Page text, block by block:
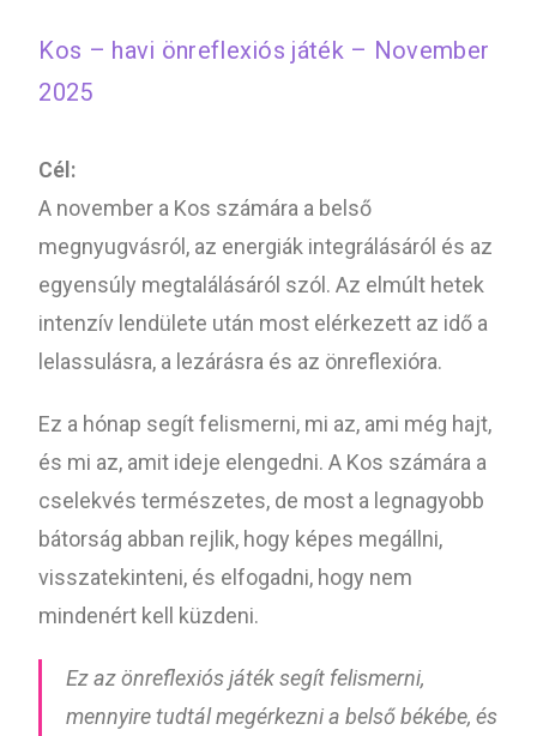
Kos – havi önreflexiós játék – November
2025
Cél:
A november a Kos számára a belső
megnyugvásról, az energiák integrálásáról és az
egyensúly megtalálásáról szól. Az elmúlt hetek
intenzív lendülete után most elérkezett az idő a
lelassulásra, a lezárásra és az önreflexióra.
Ez a hónap segít felismerni, mi az, ami még hajt,
és mi az, amit ideje elengedni. A Kos számára a
cselekvés természetes, de most a legnagyobb
bátorság abban rejlik, hogy képes megállni,
visszatekinteni, és elfogadni, hogy nem
mindenért kell küzdeni.
Ez az önreflexiós játék segít felismerni,
mennyire tudtál megérkezni a belső békébe, és